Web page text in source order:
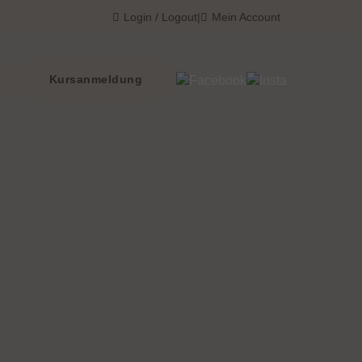
Login / Logout| Mein Account
Kursanmeldung